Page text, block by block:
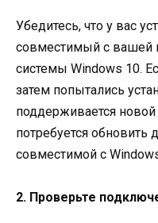
Убедитесь, что у вас
совместимый с вашей
системы Windows 10.
затем попытались
поддерживается
потребуется обновить
совместимой с
2. Проверьте